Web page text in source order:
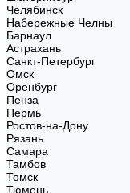
Челябинск
Набережные Челны
Барнаул
Астрахань
Санкт-Петербург
Омск
Оренбург
Пенза
Пермь
Ростов-на-Дону
Рязань
Самара
Тамбов
Томск
Тюмень